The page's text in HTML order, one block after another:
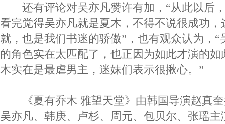
还有评论对吴亦凡赞许有加，“从此以后
看完觉得吴亦凡就是夏木，不得不说很成功
就，也是我们书迷的骄傲”，也有观众认为，
的角色实在太匹配了，也正因为如此才演的
木实在是最虐男主，迷妹们表示很揪心。”
《夏有乔木 雅望天堂》由韩国导演赵真奎
吴亦凡、韩庚、卢杉、周元、包贝尔、张瑶主